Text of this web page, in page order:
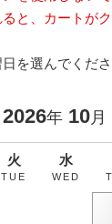
と、カートが
を選んでくださ
2026年 10月
火
TUE
水
WED